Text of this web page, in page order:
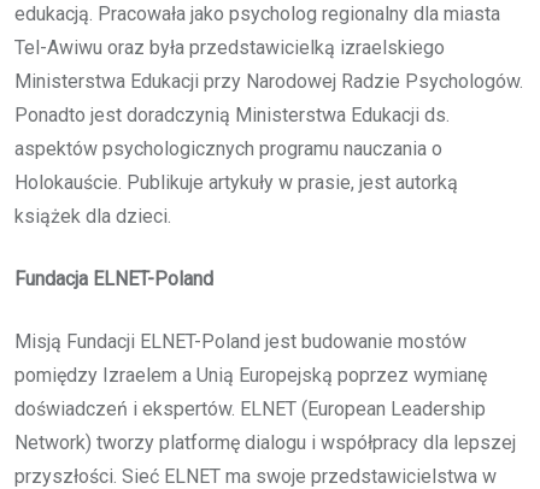
edukacją. Pracowała jako psycholog regionalny dla miasta
Tel-Awiwu oraz była przedstawicielką izraelskiego
Ministerstwa Edukacji przy Narodowej Radzie Psychologów.
Ponadto jest doradczynią Ministerstwa Edukacji ds.
aspektów psychologicznych programu nauczania o
Holokauście. Publikuje artykuły w prasie, jest autorką
książek dla dzieci.
Fundacja ELNET-Poland
Misją Fundacji ELNET-Poland jest budowanie mostów
pomiędzy Izraelem a Unią Europejską poprzez wymianę
doświadczeń i ekspertów. ELNET (European Leadership
Network) tworzy platformę dialogu i współpracy dla lepszej
przyszłości. Sieć ELNET ma swoje przedstawicielstwa w